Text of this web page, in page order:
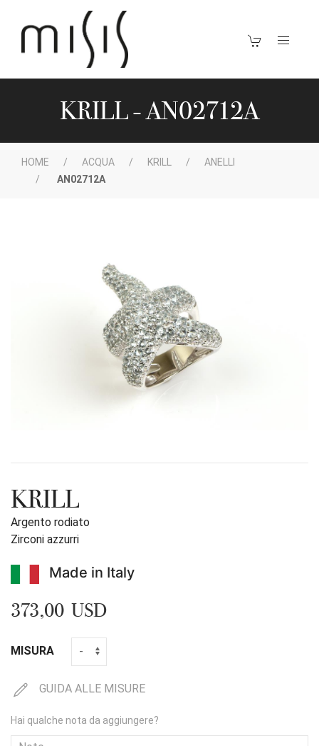
KRILL - AN02712A
HOME ACQUA KRILL
ANELLI
AN02712A
KRILL
Argento rodiato
Zirconi azzurri
Made in Italy
373,00 USD
MISURA
GUIDA ALLE MISURE
Hai qualche nota da aggiungere?